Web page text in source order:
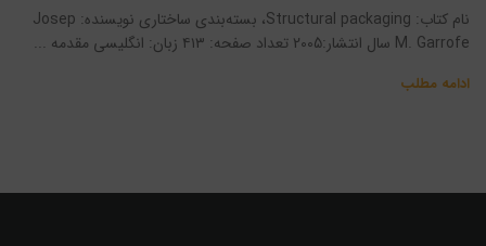
نام کتاب: Structural packaging، بسته‌بندی ساختاری نویسنده: Josep
M. Garrofe سال انتشار:2005 تعداد صفحه: ۴۱۳ زبان: انگلیسی مقدمه ...
ادامه مطلب